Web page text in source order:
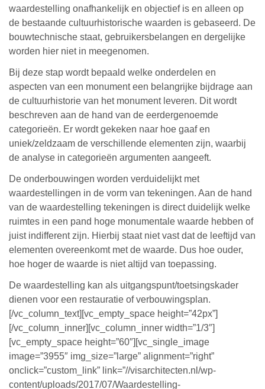
waardestelling onafhankelijk en objectief is en alleen op
de bestaande cultuurhistorische waarden is gebaseerd. De
bouwtechnische staat, gebruikersbelangen en dergelijke
worden hier niet in meegenomen.
Bij deze stap wordt bepaald welke onderdelen en
aspecten van een monument een belangrijke bijdrage aan
de cultuurhistorie van het monument leveren. Dit wordt
beschreven aan de hand van de eerdergenoemde
categorieën. Er wordt gekeken naar hoe gaaf en
uniek/zeldzaam de verschillende elementen zijn, waarbij
de analyse in categorieën argumenten aangeeft.
De onderbouwingen worden verduidelijkt met
waardestellingen in de vorm van tekeningen. Aan de hand
van de waardestelling tekeningen is direct duidelijk welke
ruimtes in een pand hoge monumentale waarde hebben of
juist indifferent zijn. Hierbij staat niet vast dat de leeftijd van
elementen overeenkomt met de waarde. Dus hoe ouder,
hoe hoger de waarde is niet altijd van toepassing.
De waardestelling kan als uitgangspunt/toetsingskader
dienen voor een restauratie of verbouwingsplan.
[/vc_column_text][vc_empty_space height=”42px”]
[/vc_column_inner][vc_column_inner width=”1/3″]
[vc_empty_space height=”60″][vc_single_image
image=”3955″ img_size=”large” alignment=”right”
onclick=”custom_link” link=”//visarchitecten.nl/wp-
content/uploads/2017/07/Waardestelling-